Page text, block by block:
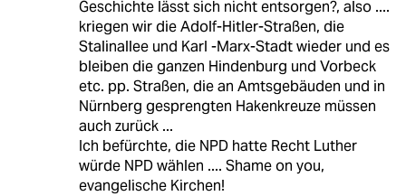
Geschichte lässt sich nicht entsorgen?, also ....
kriegen wir die Adolf-Hitler-Straßen, die
Stalinallee und Karl -Marx-Stadt wieder und es
bleiben die ganzen Hindenburg und Vorbeck
etc. pp. Straßen, die an Amtsgebäuden und in
Nürnberg gesprengten Hakenkreuze müssen
auch zurück ...
Ich befürchte, die NPD hatte Recht Luther
würde NPD wählen .... Shame on you,
evangelische Kirchen!